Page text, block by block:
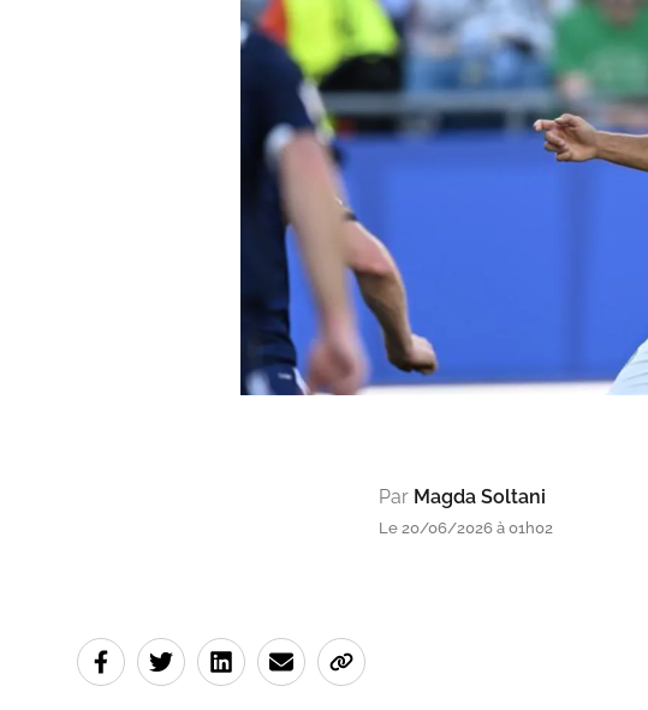
Par Magda Soltani
Le 20/06/2026 à 01h02